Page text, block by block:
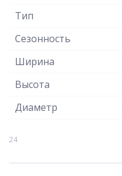
Тип
Сезонность
Ширина
Высота
Диаметр
24